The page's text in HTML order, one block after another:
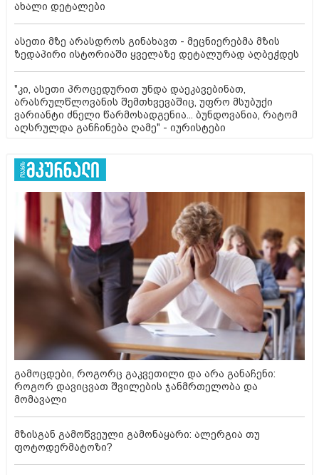
ახალი დეტალები
ასეთი მზე არასდროს გინახავთ - მეცნიერებმა მზის
ზედაპირი ისტორიაში ყველაზე დეტალურად აღბეჭდეს
"კი, ასეთი პროცედურით უნდა დაეკავებინათ,
არასრულწლოვანის შემთხვევაშიც, უფრო მსუბუქი
ვარიანტი ძნელი წარმოსადგენია... ბუნდოვანია, რატომ
აღსრულდა განჩინება ღამე" - იურისტები
გამოცდები, როგორც გაკვეთილი და არა განაჩენი:
როგორ დავიცვათ შვილების ჯანმრთელობა და
მომავალი
მზისგან გამოწვეული გამონაყარი: ალერგია თუ
ფოტოდერმატოზი?